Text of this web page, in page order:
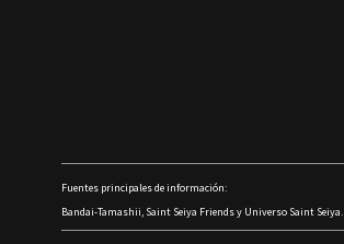
Fuentes principales de información:
Bandai-Tamashii, Saint Seiya Friends y Universo Saint Seiya.